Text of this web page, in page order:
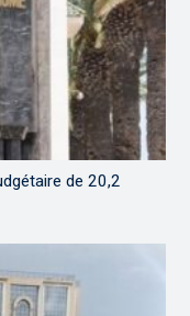
de 20,2